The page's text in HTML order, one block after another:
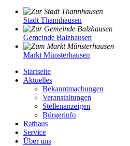
Stadt Thannhausen
Gemeinde Balzhausen
Markt Münsterhausen
Startseite
Aktuelles
Bekanntmachungen
Veranstaltungen
Stellenanzeigen
Bürgerinfo
Rathaus
Service
Über uns